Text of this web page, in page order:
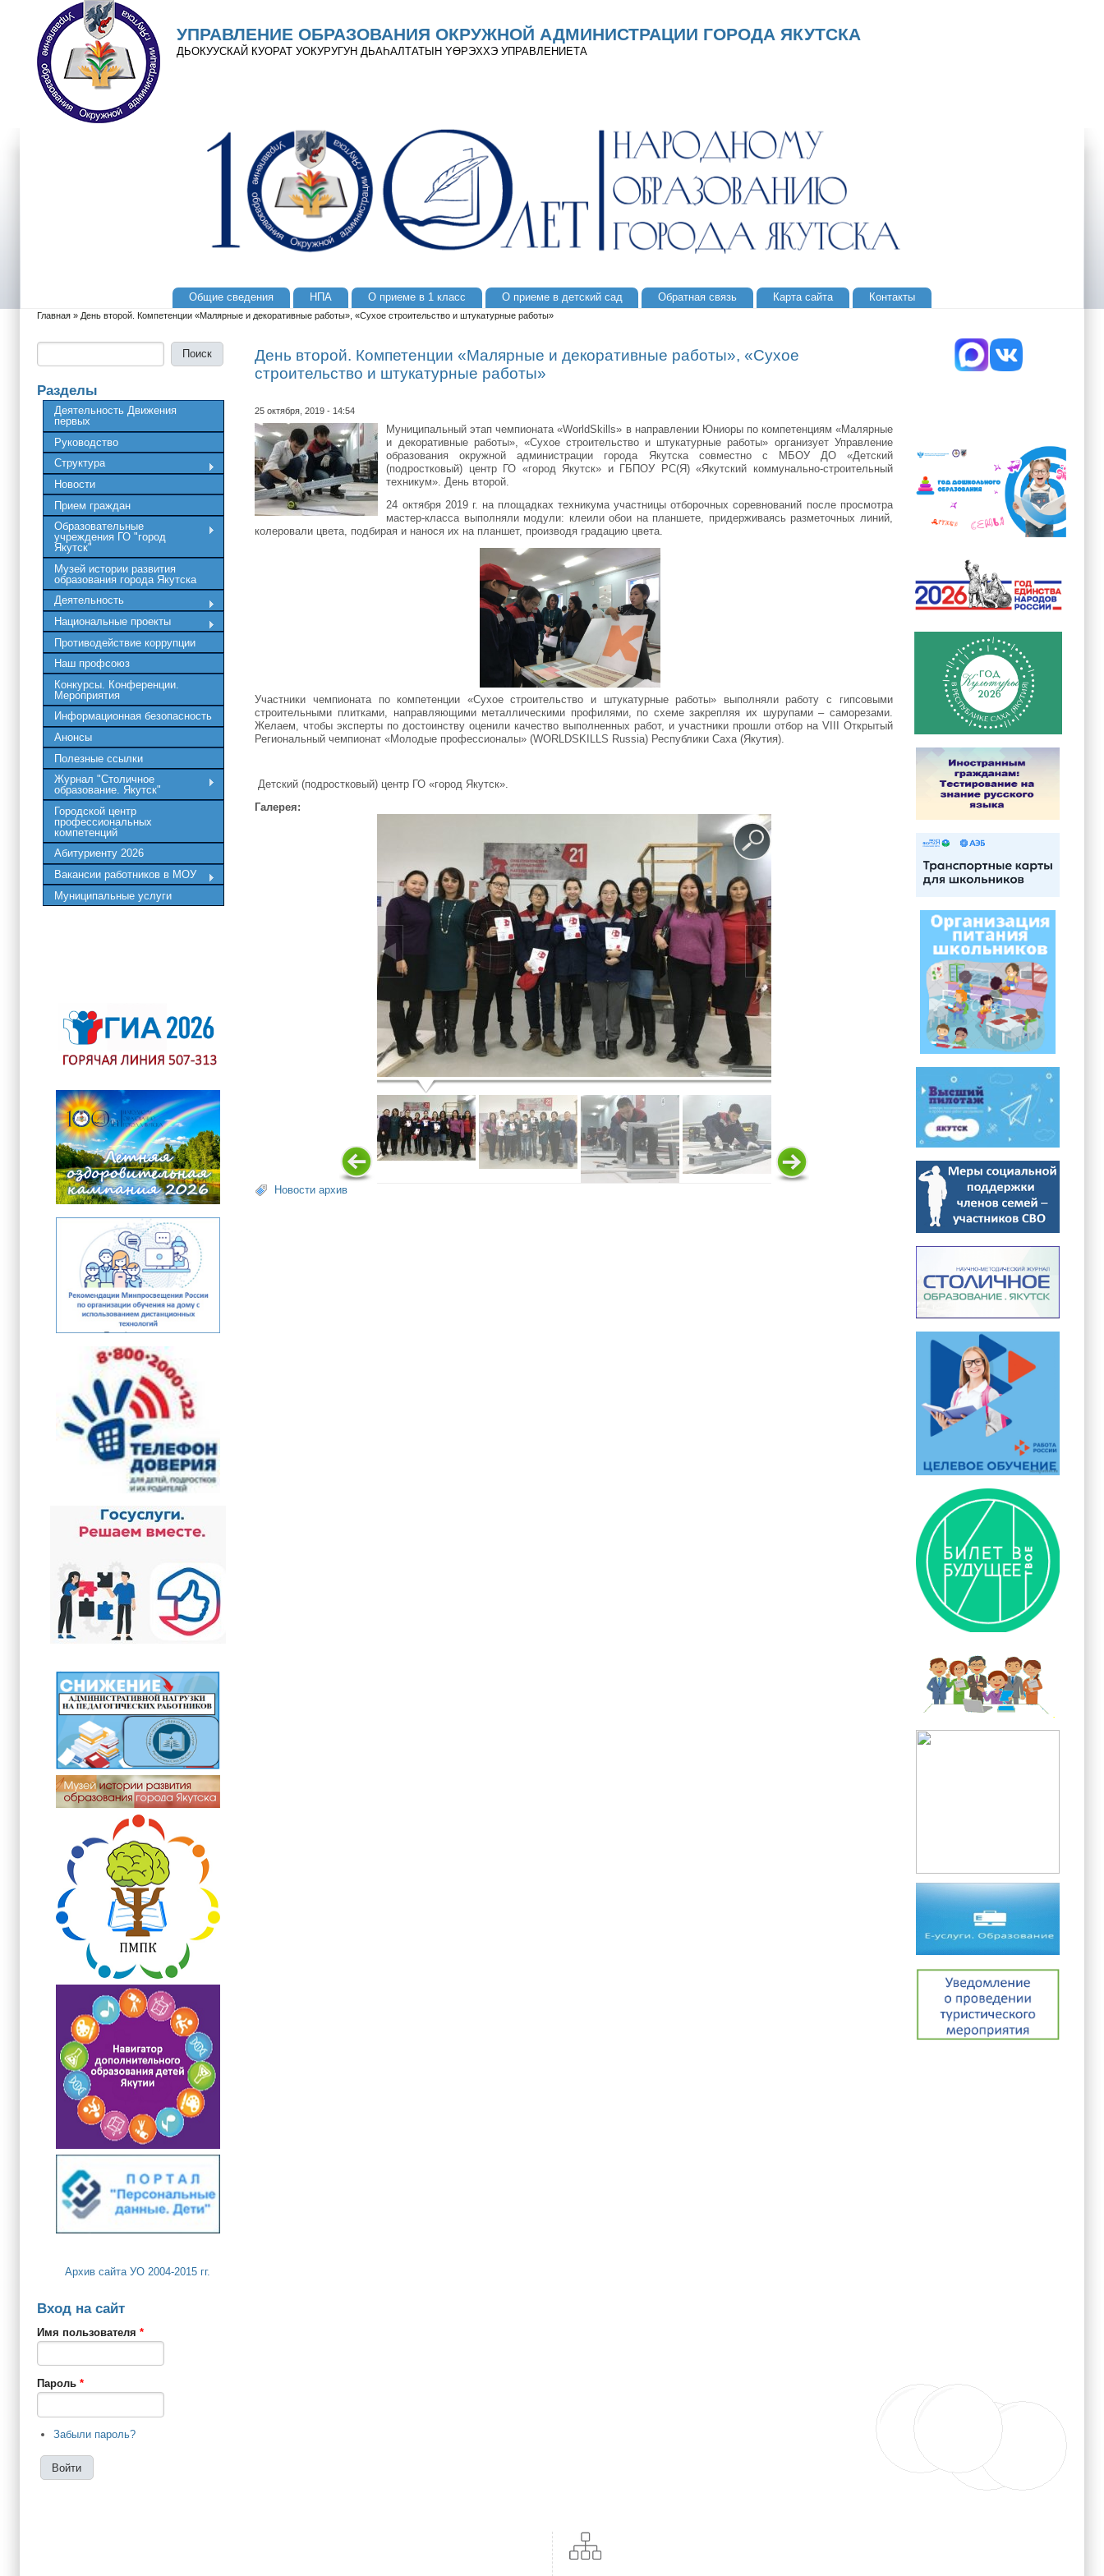
Перейти к основному содержанию
Skip to search
УПРАВЛЕНИЕ ОБРАЗОВАНИЯ ОКРУЖНОЙ АДМИНИСТРАЦИИ ГОРОДА ЯКУТСКА
ДЬОКУУСКАЙ КУОРАТ УОКУРУГУН ДЬАҺАЛТАТЫН YӨРЭХХЭ УПРАВЛЕНИЕТА
Общие сведения НПА О приеме в 1 класс О приеме в детский сад Обратная связь Карта сайта Контакты
Вы здесь
Главная » День второй. Компетенции «Малярные и декоративные работы», «Сухое строительство и штукатурные работы»
Разделы
Деятельность Движения
первых
Руководство
Структура
Новости
Прием граждан
Образовательные
учреждения ГО "город
Якутск"
Музей истории развития
образования города Якутска
Деятельность
Национальные проекты
Противодействие коррупции
Наш профсоюз
Конкурсы. Конференции.
Мероприятия
Информационная безопасность
Анонсы
Полезные ссылки
Журнал "Столичное
образование. Якутск"
Городской центр
профессиональных
компетенций
Абитуриенту 2026
Вакансии работников в МОУ
Муниципальные услуги
Архив сайта УО 2004-2015 гг.
Вход на сайт
Имя пользователя *
Пароль *
Забыли пароль?
День второй. Компетенции «Малярные и декоративные работы», «Сухое
строительство и штукатурные работы»
25 октября, 2019 - 14:54
Муниципальный этап чемпионата «WorldSkills» в направлении Юниоры по компетенциям «Малярные
и декоративные работы», «Сухое строительство и штукатурные работы» организует Управление
образования окружной администрации города Якутска совместно с МБОУ ДО «Детский
(подростковый) центр ГО «город Якутск» и ГБПОУ РС(Я) «Якутский коммунально-строительный
техникум». День второй.
24 октября 2019 г. на площадках техникума участницы отборочных соревнований после просмотра
мастер-класса выполняли модули: клеили обои на планшете, придерживаясь разметочных линий,
колеровали цвета, подбирая и нанося их на планшет, производя градацию цвета.
Участники чемпионата по компетенции «Сухое строительство и штукатурные работы» выполняли работу с гипсовыми
строительными плитками, направляющими металлическими профилями, по схеме закрепляя их шурупами – саморезами.
Желаем, чтобы эксперты по достоинству оценили качество выполненных работ, и участники прошли отбор на VIII Открытый
Региональный чемпионат «Молодые профессионалы» (WORLDSKILLS Russia) Республики Саха (Якутия).
Детский (подростковый) центр ГО «город Якутск».
Галерея:
Новости архив